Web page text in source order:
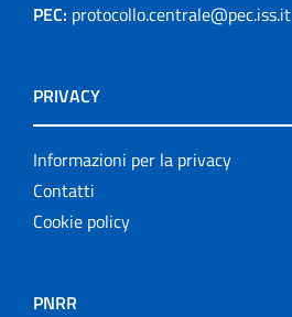
PEC: protocollo.centrale@pec.iss.it
PRIVACY
Informazioni per la privacy
Contatti
Cookie policy
PNRR